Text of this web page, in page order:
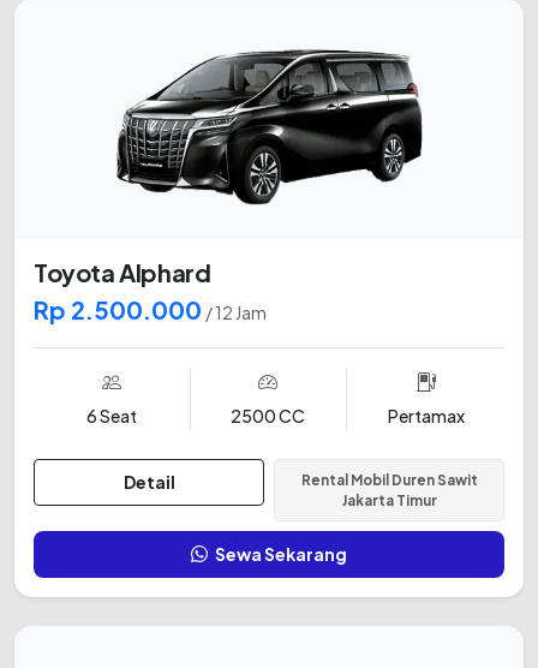
Toyota Alphard
Rp 2.500.000 / 12 Jam
6 Seat 2500 CC Pertamax
Detail
Rental Mobil Duren Sawit
Jakarta Timur
Sewa Sekarang